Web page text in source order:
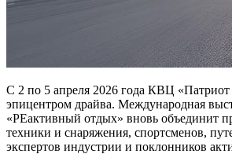
С 2 по 5 апреля 2026 года КВЦ
эпицентром драйва. Международная
«РЕактивный отдых» вновь объединит
техники и снаряжения, спортсменов,
экспертов индустрии и поклонников